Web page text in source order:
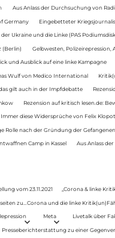
Aus Anlass der Durchsuchung von
Germany Eingebetteter
der Ukraine und die Linke (PAS
(Berlin) Gelbwesten, Polizeirepression,
und Ausblick auf eine linke Kampagne
Wulf von Medico International
gilt auch in der Impfdebatte
Rezension auf kritisch lesen.de:
diese Widersprüche von Felix
Rolle nach der Gründung der
Camp in Kassel Aus Anlass
vom 23.11.2021 „Corona & linke
zu…Corona und die linke
Meta Livetalk über
Presseberichterstattung zu einer